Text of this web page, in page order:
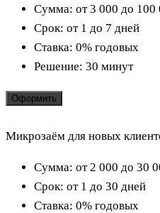
Сумма: от 3 000 до 100
Срок: от 1 до 7 дней
Ставка: 0% годовых
Решение: 30 минут
Оформить
Микрозаём для новых
Сумма: от 2 000 до 30
Срок: от 1 до 30 дней
Ставка: 0% годовых